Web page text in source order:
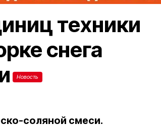
техники
снега
Новость
соляной смеси.